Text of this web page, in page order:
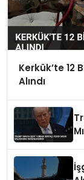
Kerkük’te 12
Alındı